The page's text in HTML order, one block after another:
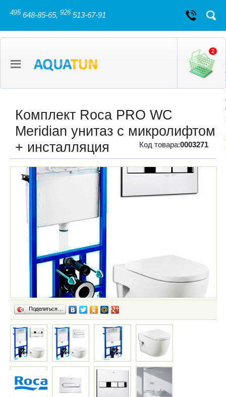
495 648-85-65, 926 513-67-91
2
Комплект Roca PRO WC
Meridian унитаз с микролифтом
+ инсталляция
Код товара:0003271
Поделиться…